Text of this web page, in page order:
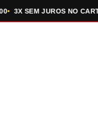
3X SEM JUROS NO CARTÃO